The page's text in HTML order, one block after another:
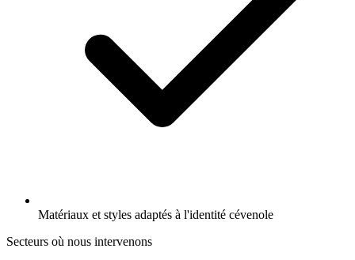
Matériaux et styles adaptés à l'identité cévenole
Secteurs où nous intervenons